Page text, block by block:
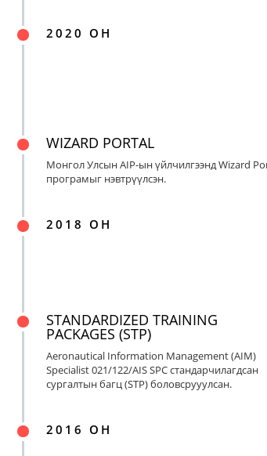
2020 ОН
WIZARD PORTAL
Монгол Улсын AIP-ын үйлчилгээнд Wizard
програмыг нэвтрүүлсэн.
2018 ОН
STANDARDIZED TRAINING
PACKAGES (STP)
Aeronautical Information Management (AIM)
Specialist 021/122/AIS SPC стандарчилагдсан
сургалтын багц (STP) боловсрууулсан.
2016 ОН